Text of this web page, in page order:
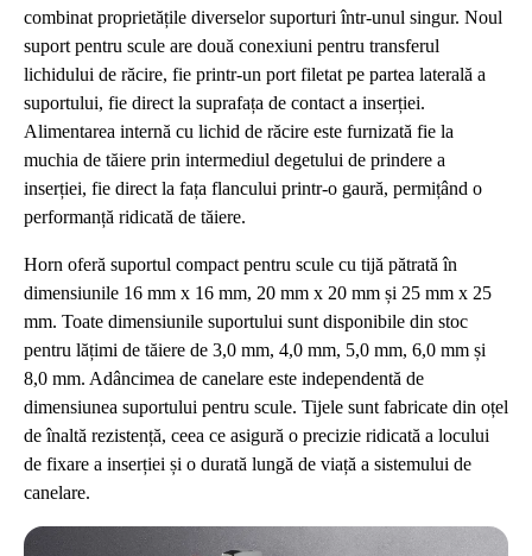
combinat proprietățile diverselor suporturi într-unul singur. Noul
suport pentru scule are două conexiuni pentru transferul
lichidului de răcire, fie printr-un port filetat pe partea laterală a
suportului, fie direct la suprafața de contact a inserției.
Alimentarea internă cu lichid de răcire este furnizată fie la
muchia de tăiere prin intermediul degetului de prindere a
inserției, fie direct la fața flancului printr-o gaură, permițând o
performanță ridicată de tăiere.
Horn oferă suportul compact pentru scule cu tijă pătrată în
dimensiunile 16 mm x 16 mm, 20 mm x 20 mm și 25 mm x 25
mm. Toate dimensiunile suportului sunt disponibile din stoc
pentru lățimi de tăiere de 3,0 mm, 4,0 mm, 5,0 mm, 6,0 mm și
8,0 mm. Adâncimea de canelare este independentă de
dimensiunea suportului pentru scule. Tijele sunt fabricate din oțel
de înaltă rezistență, ceea ce asigură o precizie ridicată a locului
de fixare a inserției și o durată lungă de viață a sistemului de
canelare.